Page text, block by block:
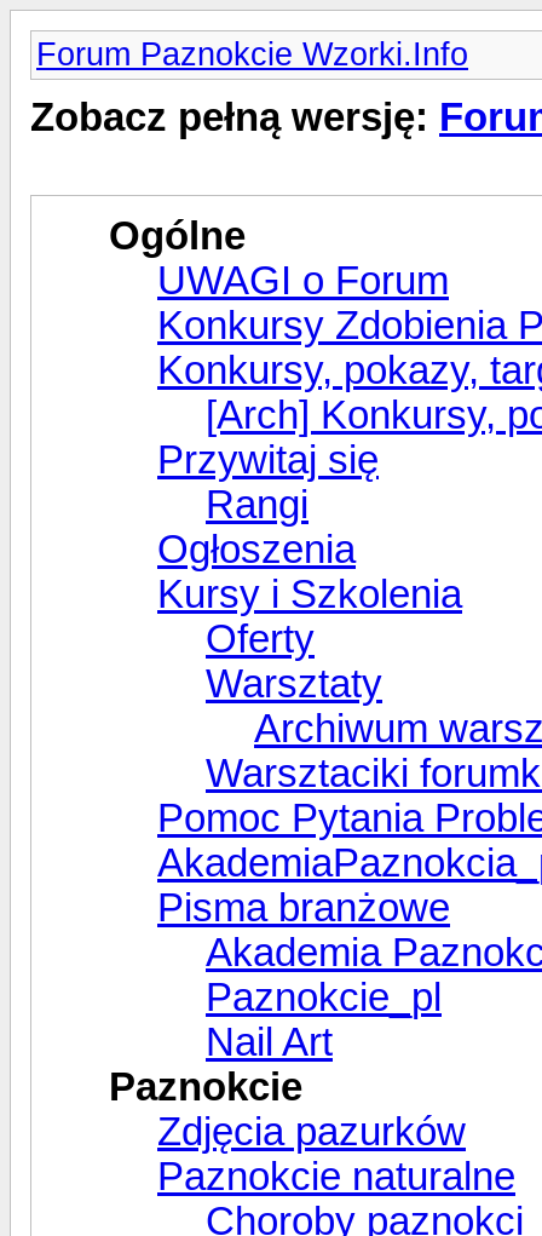
Forum Paznokcie Wzorki.Info
Zobacz pełną wersję:
Ogólne
UWAGI o Forum
Konkursy Zdobienia
Konkursy, pokazy,
[Arch] Konkursy,
Przywitaj się
Rangi
Ogłoszenia
Kursy i Szkolenia
Oferty
Warsztaty
Archiwum
Warsztaciki
Pomoc Pytania
Pisma branżowe
Akademia
Paznokcie_pl
Nail Art
Paznokcie
Zdjęcia pazurków
Paznokcie naturalne
Choroby paznokci